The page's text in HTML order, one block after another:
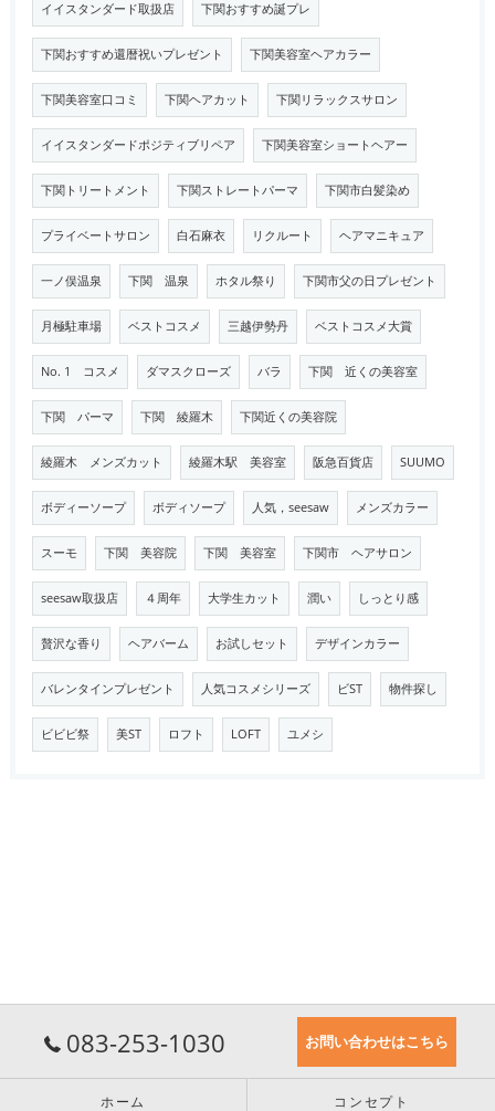
イイスタンダード取扱店 下関おすすめ誕プレ
下関おすすめ還暦祝いプレゼント 下関美容室ヘアカラー
下関美容室口コミ 下関ヘアカット 下関リラックスサロン
イイスタンダードポジティブリペア 下関美容室ショートヘアー
下関トリートメント 下関ストレートパーマ 下関市白髪染め
プライベートサロン 白石麻衣 リクルート ヘアマニキュア
一ノ俣温泉 下関 温泉 ホタル祭り 下関市父の日プレゼント
月極駐車場 ベストコスメ 三越伊勢丹 ベストコスメ大賞
No. 1 コスメ ダマスクローズ バラ 下関 近くの美容室
下関 パーマ 下関 綾羅木 下関近くの美容院
綾羅木 メンズカット 綾羅木駅 美容室 阪急百貨店 SUUMO
ボディーソープ ボディソープ 人気，seesaw メンズカラー
スーモ 下関 美容院 下関 美容室 下関市 ヘアサロン
seesaw取扱店 ４周年 大学生カット 潤い しっとり感
贅沢な香り ヘアバーム お試しセット デザインカラー
バレンタインプレゼント 人気コスメシリーズ ビST 物件探し
ビビビ祭 美ST ロフト LOFT ユメシ
083-253-1030 お問い合わせはこちら
ホーム コンセプト